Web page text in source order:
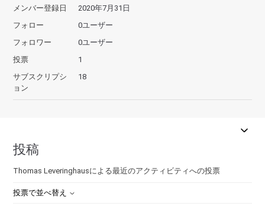
メンバー登録日
2020年7月31日
フォロー
0ユーザー
フォロワー
0ユーザー
投票
1
サブスクリプシ
ョン
18
投稿
Thomas Leveringhausによる最近のアクティビティへの投票
投票で並べ替え